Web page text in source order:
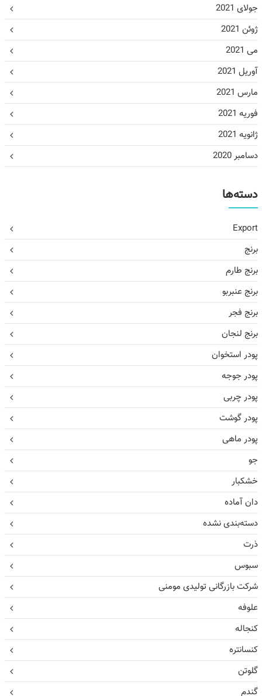
جولای 2021
ژوئن 2021
می 2021
آوریل 2021
مارس 2021
فوریه 2021
ژانویه 2021
دسامبر 2020
دسته‌ها
Export
برنج
برنج طارم
برنج عنبربو
برنج فجر
برنج لنجان
پودر استخوان
پودر جوجه
پودر چربی
پودر گوشت
پودر ماهی
جو
خشکبار
دان آماده
دسته‌بندی نشده
ذرت
سبوس
شرکت بازرگانی تولیدی مومنی
علوفه
کنجاله
کنسانتره
گلوتن
گندم